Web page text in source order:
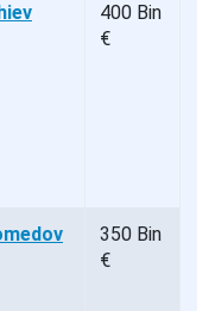
400 Bin
€
350 Bin
€